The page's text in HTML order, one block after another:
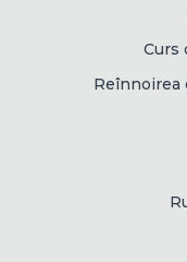
Curs
Reînnoirea